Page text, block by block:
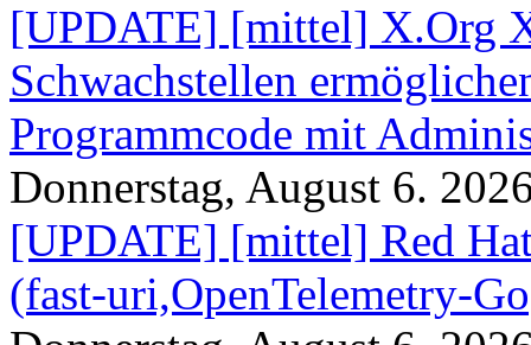
[UPDATE] [mittel] X.Org
Schwachstellen
Programmcode mit
Donnerstag, August 6.
[UPDATE] [mittel] Red
(fast-uri,OpenTelemetry-